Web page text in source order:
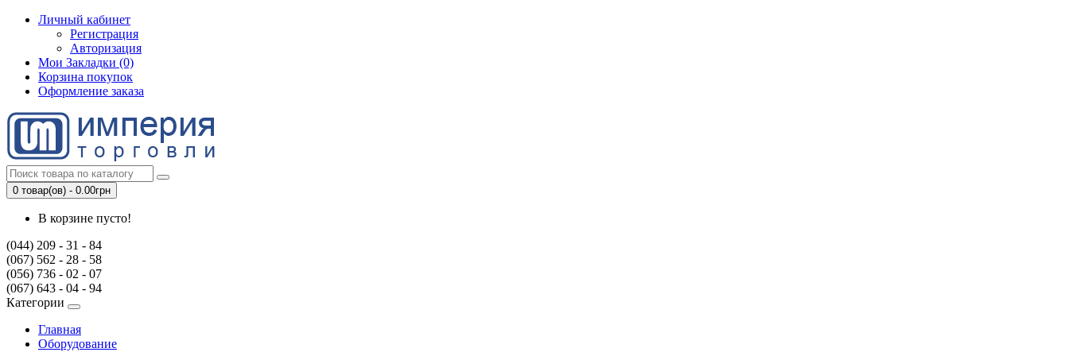
Личный кабинет
Регистрация
Авторизация
Мои Закладки (0)
Корзина покупок
Оформление заказа
0 товар(ов) - 0.00грн
В корзине пусто!
(044) 209 - 31 - 84
(067) 562 - 28 - 58
(056) 736 - 02 - 07
(067) 643 - 04 - 94
Категории
Главная
Оборудование